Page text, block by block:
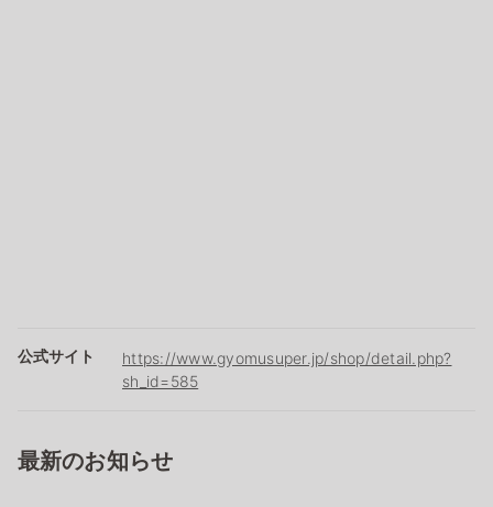
公式サイト
https://www.gyomusuper.jp/shop/detail.php?
sh_id=585
最新のお知らせ